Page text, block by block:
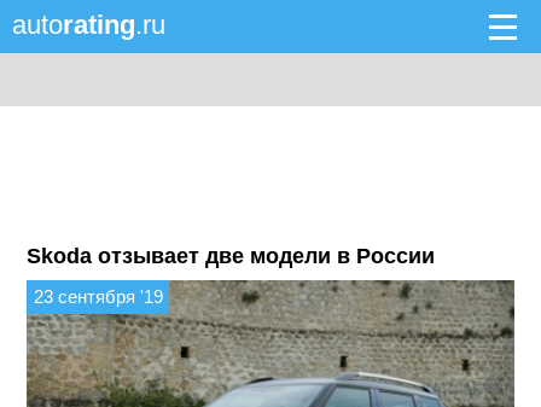
autorating.ru
Skoda отзывает две модели в России
23 сентября '19